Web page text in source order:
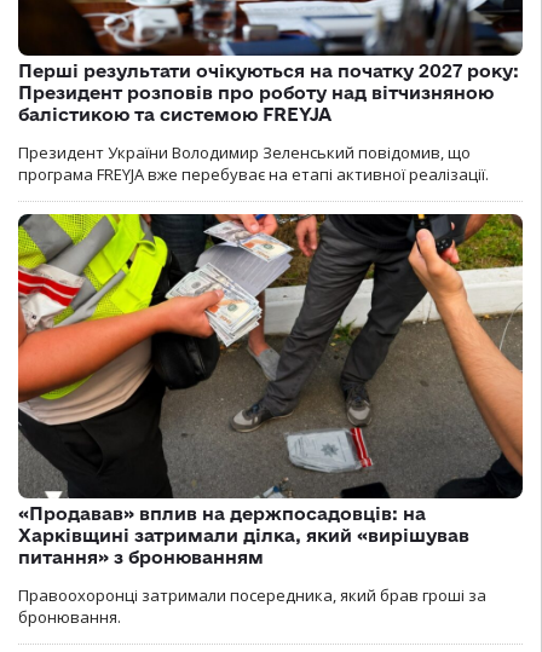
Перші результати очікуються на початку 2027 року:
Президент розповів про роботу над вітчизняною
балістикою та системою FREYJA
Президент України Володимир Зеленський повідомив, що
програма FREYJA вже перебуває на етапі активної реалізації.
«Продавав» вплив на держпосадовців: на
Харківщині затримали ділка, який «вирішував
питання» з бронюванням
Правоохоронці затримали посередника, який брав гроші за
бронювання.